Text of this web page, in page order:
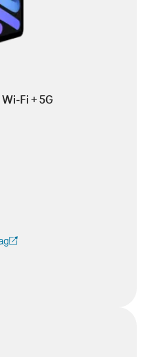
Fi + 5G
geöffnet)